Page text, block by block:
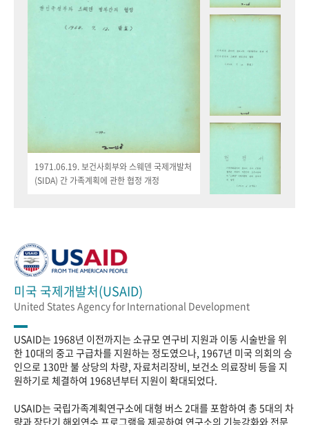
1971.06.19. 보건사회부와 스웨덴 국제개발처
(SIDA) 간 가족계획에 관한 협정 개정
미국 국제개발처(USAID)
United States Agency for International Development
USAID는 1968년 이전까지는 소규모 연구비 지원과 이동 시술반을 위
한 10대의 중고 구급차를 지원하는 정도였으나, 1967년 미국 의회의 승
인으로 130만 불 상당의 차량, 자료처리장비, 보건소 의료장비 등을 지
원하기로 체결하여 1968년부터 지원이 확대되었다.
USAID는 국립가족계획연구소에 대형 버스 2대를 포함하여 총 5대의 차
량과 장단기 해외연수 프로그램을 제공하여 연구소의 기능강화와 전문